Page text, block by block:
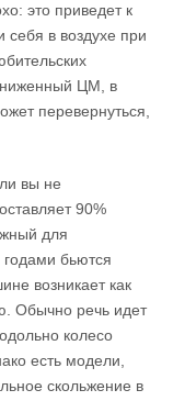
это приведет к
себя в воздухе при
ЦМ, в
перевернуться,
вы не
90%
для
бьются
возникает как
Обычно речь идет
колесо
есть модели,
скольжение в